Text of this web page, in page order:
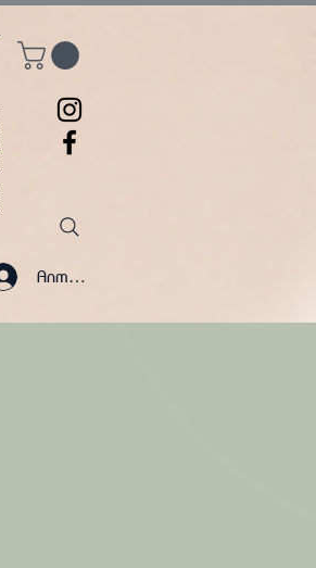
Anmelden